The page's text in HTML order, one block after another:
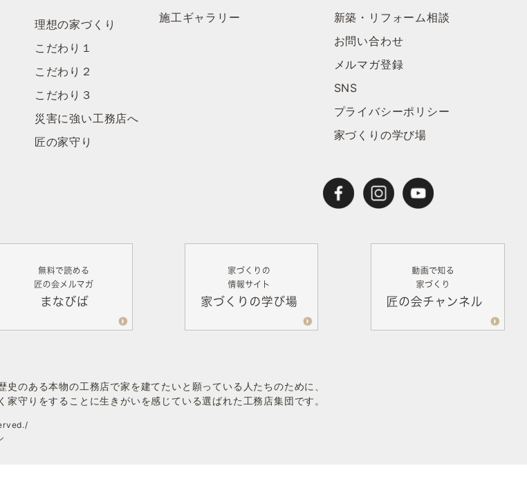
理想の家づくり
こだわり１
こだわり２
こだわり３
災害に強い工務店へ
匠の家守り
施工ギャラリー
新築・リフォーム相談
お問い合わせ
メルマガ登録
SNS
プライバシーポリシー
家づくりの学び場
のある本物の工務店で家を建てたいと願っている人たちのために、
守りをすることに生きがいを感じている選ばれた工務店集団です。